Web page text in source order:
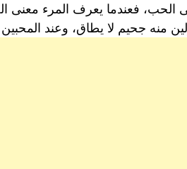
الحب، فعندما يعرف المرء معنى
منه جحيم لا يطاق، وعند